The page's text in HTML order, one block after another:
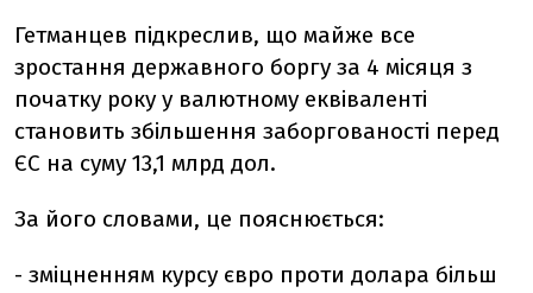
Гетманцев підкреслив, що майже все
зростання державного боргу за 4 місяця з
початку року у валютному еквіваленті
становить збільшення заборгованості перед
ЄС на суму 13,1 млрд дол.
За його словами, це пояснюється:
- зміцненням курсу євро проти долара більш